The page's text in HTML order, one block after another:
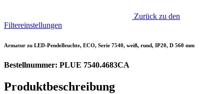
Zurück zu den
Filtereinstellungen
Armatur zu LED-Pendelleuchte, ECO, Serie 7540, weiß, rund, IP20, D 560 mm
Bestellnummer: PLUE 7540.4683CA
Produktbeschreibung